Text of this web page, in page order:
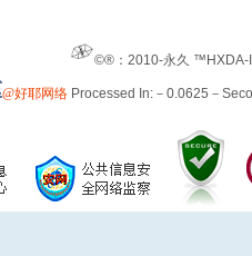
©®：2010-永久
@好耶网络 Processed In:－0.0625－